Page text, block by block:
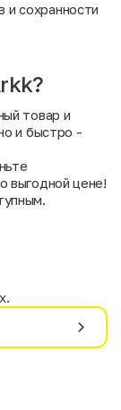
и сохранности
товар и
и быстро -
выгодной цене!